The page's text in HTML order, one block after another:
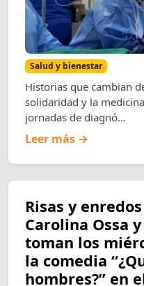
Salud y bienestar
Historias que cambian
solidaridad y la
jornadas de diagnó...
Leer más →
Risas y
Carolina Ossa
toman los
la comedia
hombres?” en